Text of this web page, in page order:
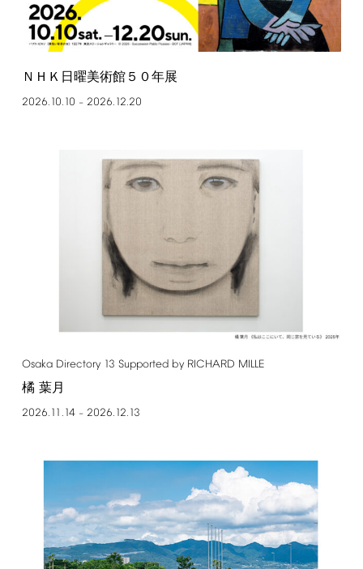
ＮＨＫ日曜美術館５０年展
2026.10.10 – 2026.12.20
Osaka Directory 13 Supported by RICHARD MILLE
橘 葉月
2026.11.14– 2026.12.13